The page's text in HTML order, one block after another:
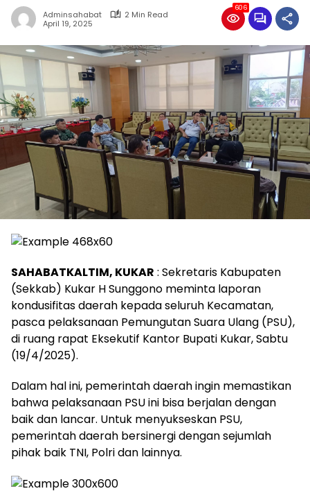
Adminsahabat
2 Min Read
April 19, 2025
606
SAHABATKALTIM, KUKAR : Sekretaris Kabupaten
(Sekkab) Kukar H Sunggono meminta laporan
kondusifitas daerah kepada seluruh Kecamatan,
pasca pelaksanaan Pemungutan Suara Ulang (PSU),
di ruang rapat Eksekutif Kantor Bupati Kukar, Sabtu
(19/4/2025).
Dalam hal ini, pemerintah daerah ingin memastikan
bahwa pelaksanaan PSU ini bisa berjalan dengan
baik dan lancar. Untuk menyukseskan PSU,
pemerintah daerah bersinergi dengan sejumlah
pihak baik TNI, Polri dan lainnya.